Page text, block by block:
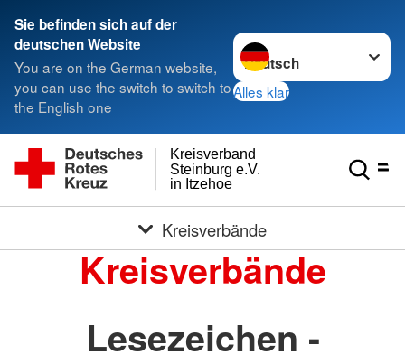
Sie befinden sich auf der
deutschen Website
You are on the German website,
you can use the switch to switch to
the English one
Sprache wechseln zu
Alles klar
in Itzehoe
Steinburg e.V.
Kreisverband
Kreisverbände
Kreisverbände
Lesezeichen -